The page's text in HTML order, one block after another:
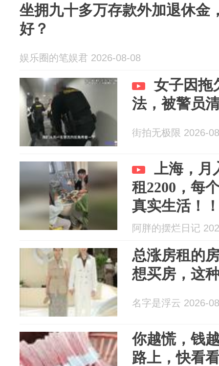
坐拥九十多万存款外加退休金
好？
娱乐圈的笔娱君 2026-08-08
女子因拖
法，被警员
街拍无极限 2026-
上海，月
租2200，每
真实生活！
阿胖的摆烂日记
总涨房租的
想买房，这
名字是浮云 2026-
你越慌，钱
路上，快看